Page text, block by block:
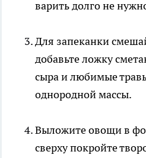
варить долго не
Для запеканки
добавьте ложку
сыра и любимые
однородной массы.
Выложите овощи в
сверху покройте